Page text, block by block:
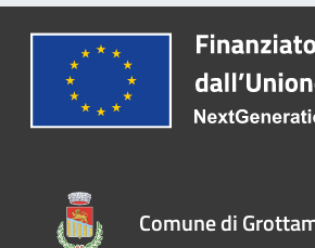
Comune di